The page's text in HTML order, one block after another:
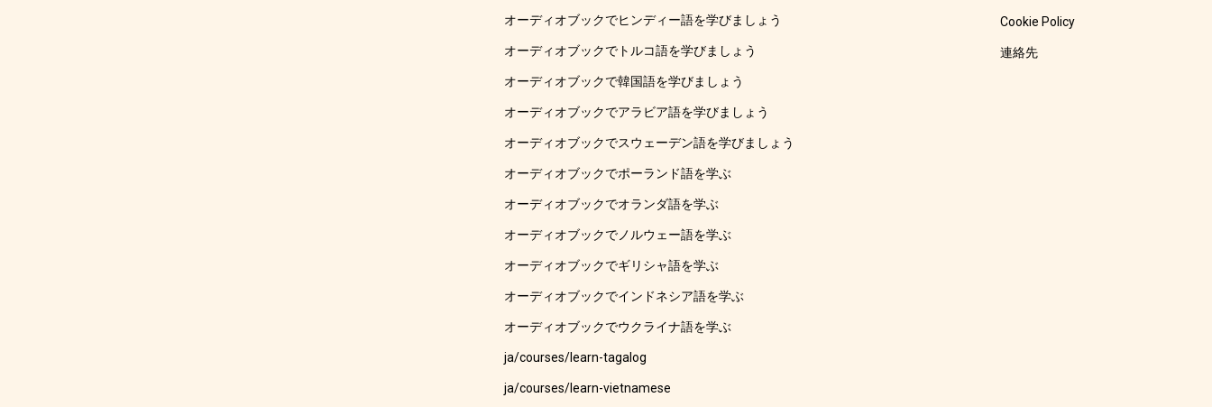
オーディオブックでヒンディー語を学びましょう
オーディオブックでトルコ語を学びましょう
オーディオブックで韓国語を学びましょう
オーディオブックでアラビア語を学びましょう
オーディオブックでスウェーデン語を学びましょう
オーディオブックでポーランド語を学ぶ
オーディオブックでオランダ語を学ぶ
オーディオブックでノルウェー語を学ぶ
オーディオブックでギリシャ語を学ぶ
オーディオブックでインドネシア語を学ぶ
オーディオブックでウクライナ語を学ぶ
ja/courses/learn-tagalog
ja/courses/learn-vietnamese
Cookie Policy
連絡先